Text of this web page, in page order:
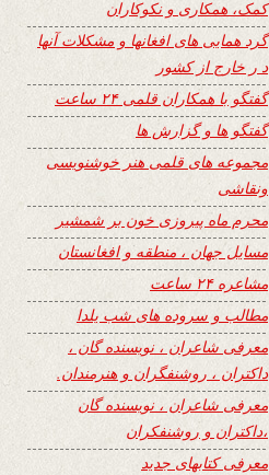
کمک، همکاری و نکوکاران
گرد همایی های افغانها و مشکلات آنها
د ر خارج از کشور
گفتگو با همکاران قلمی ۲۴ ساعت
گفتگو ها و گزارش ها
مجموعه های قلمی هنر خوشنویسی
ونقاشی
محرم ماه پیروزی خون بر شمشیر
مسایل جهان ، منطقه و افغانستان
مشاعره ۲۴ ساعت
مطالب و سروده های شب یلدا
معرفی شاعران ، نویسنده گان ،
داکتران ، روشنفگران و هنرمندان.
معرفی شاعران ، نویسنده گان
،داکتران و روشنفکران
معرفی کتابهای جدید